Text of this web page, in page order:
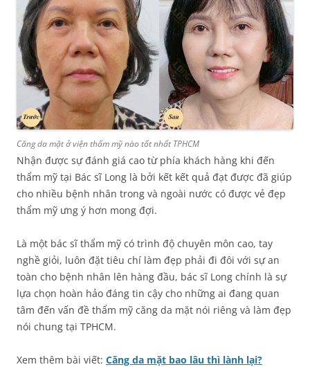
Căng da mặt ở viện thẩm mỹ nào tốt nhất TPHCM
Nhận được sự đánh giá cao từ phía khách hàng khi đến
thẩm mỹ tại Bác sĩ Long là bởi kết kết quả đạt được đã giúp
cho nhiều bệnh nhân trong và ngoài nước có được vẻ đẹp
thẩm mỹ ưng ý hơn mong đợi.
Là một bác sĩ thẩm mỹ có trình độ chuyên môn cao, tay
nghề giỏi, luôn đặt tiêu chí làm đẹp phải đi đôi với sự an
toàn cho bệnh nhân lên hàng đầu, bác sĩ Long chính là sự
lựa chọn hoàn hảo đáng tin cậy cho những ai đang quan
tâm đến vấn đề thẩm mỹ căng da mặt nói riêng và làm đẹp
nói chung tại TPHCM.
Xem thêm bài viết: Căng da mặt bao lâu thì lành lại?